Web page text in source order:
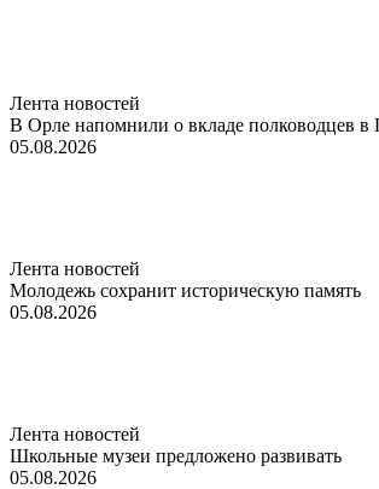
Лента новостей
В Орле напомнили о вкладе полководцев в
05.08.2026
Лента новостей
Молодежь сохранит историческую память
05.08.2026
Лента новостей
Школьные музеи предложено развивать
05.08.2026